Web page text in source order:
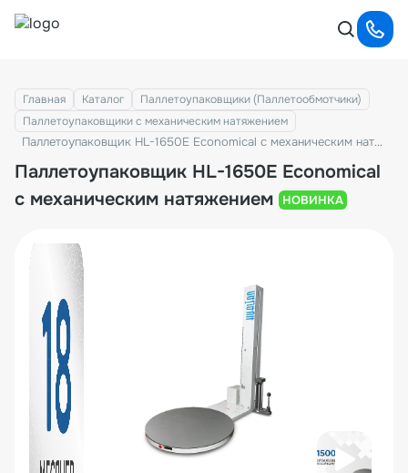
Главная Каталог
Паллетоупаковщики (Паллетообмотчики)
Паллетоупаковщики с механическим натяжением
Паллетоупаковщик HL-1650E Economical с механическим натяжением
Паллетоупаковщик HL-1650E Economical
с механическим натяжением
НОВИНКА